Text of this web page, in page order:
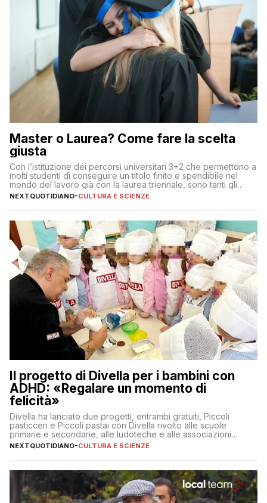
Master o Laurea? Come fare la scelta
giusta
Con l’istituzione dei percorsi universitari 3+2 che permettono a
molti studenti di conseguire un titolo finito e spendibile nel
mondo del lavoro già con la laurea triennale, sono tanti gli
interrogativi che si pongono gli studenti una volta raggiunto
l’obiettivo di primo livello
NEXTQUOTIDIANO-CULTURA E SCIENZE
Il progetto di Divella per i bambini con
ADHD: «Regalare un momento di
felicità»
Divella ha lanciato due progetti, entrambi gratuiti, Piccoli
pasticceri e Piccoli pastai con Divella rivolto alle scuole
primarie e secondarie, alle ludoteche e alle associazioni
pugliesi che si occupano di bambini con ADHD
NEXTQUOTIDIANO-CULTURA E SCIENZE